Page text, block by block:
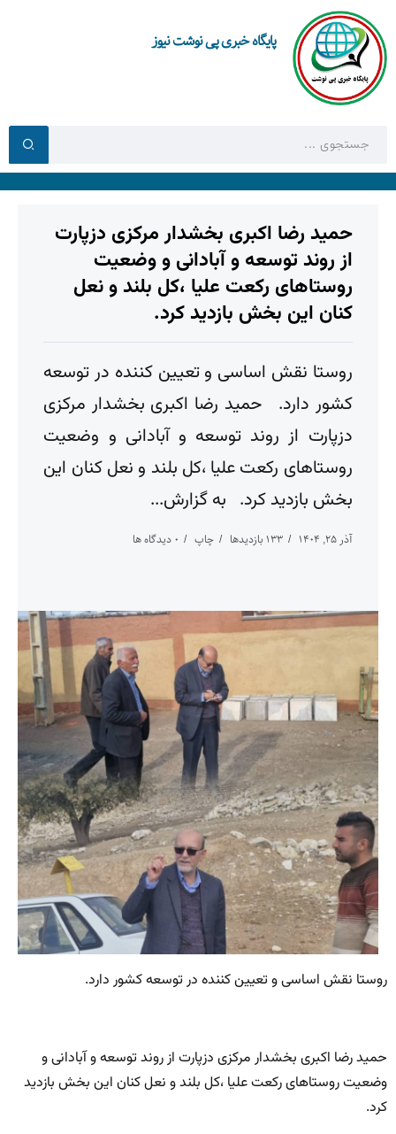
پایگاه خبری پی نوشت نیوز
حمید رضا اکبری بخشدار مرکزی دزپارت
از روند توسعه و آبادانی و وضعیت
روستاهای رکعت علیا ،کل بلند و نعل
کنان این بخش بازدید کرد.
روستا نقش اساسی و تعیین کننده در توسعه
کشور دارد. حمید رضا اکبری بخشدار مرکزی
دزپارت از روند توسعه و آبادانی و وضعیت
روستاهای رکعت علیا ،کل بلند و نعل کنان این
بخش بازدید کرد. به گزارش...
آذر ۲۵, ۱۴۰۴ 133 بازدیدها چاپ 0 دیدگاه ها
روستا نقش اساسی و تعیین کننده در توسعه کشور دارد.
حمید رضا اکبری بخشدار مرکزی دزپارت از روند توسعه و آبادانی و
وضعیت روستاهای رکعت علیا ،کل بلند و نعل کنان این بخش بازدید
کرد.